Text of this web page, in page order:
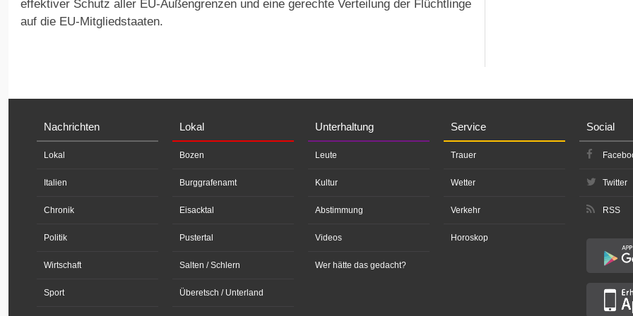
effektiver Schutz aller EU-Außengrenzen und eine gerechte Verteilung der Flüchtlinge
auf die EU-Mitgliedstaaten.
Nachrichten
Lokal
Italien
Chronik
Politik
Wirtschaft
Sport
Lokal
Bozen
Burggrafenamt
Eisacktal
Pustertal
Salten / Schlern
Überetsch / Unterland
Unterhaltung
Leute
Kultur
Abstimmung
Videos
Wer hätte das gedacht?
Service
Trauer
Wetter
Verkehr
Horoskop
Social
Twitter
RSS